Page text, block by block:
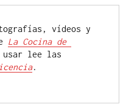
vídeos y
La Cocina de
lee las
.